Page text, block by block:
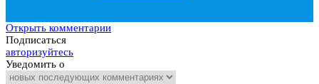
Открыть комментарии
Подписаться
авторизуйтесь
Уведомить о